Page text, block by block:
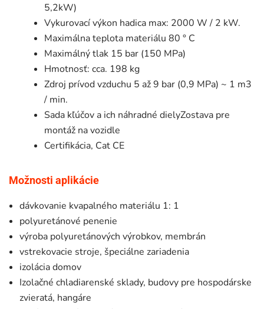
5,2kW)
Vykurovací výkon hadica max: 2000 W / 2 kW.
Maximálna teplota materiálu 80 ° C
Maximálný tlak 15 bar (150 MPa)
Hmotnosť: cca. 198 kg
Zdroj prívod vzduchu 5 až 9 bar (0,9 MPa) ~ 1 m3
/ min.
Sada kľúčov a ich náhradné dielyZostava pre
montáž na vozidle
Certifikácia, Cat CE
Možnosti aplikácie
dávkovanie kvapalného materiálu 1: 1
polyuretánové penenie
výroba polyuretánových výrobkov, membrán
vstrekovacie stroje, špeciálne zariadenia
izolácia domov
Izolačné chladiarenské sklady, budovy pre hospodárske
zvieratá, hangáre